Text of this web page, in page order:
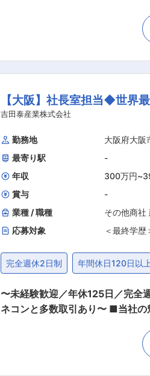
【歓迎条件】
■ベンチャ
■自分（自
■新しい領
高校
業務および庶務業務 ■経費精算などの事務処理、資料作成、
となるため、無駄を削いだ端的
に対応するものが多いため、社
ワーポイントなどオフィスソフ
からのタスクは所属部署のリーダ
ードルが高いと感じるが単純な
はありませんので、明るくはきは
は、京都を中心とした不動産の開
もなお残す「京都」を中心に 開発・販売・管理
都・大阪エリアにおいてドミナ
すると同時に資産仮会社として
を行い将来収益を確保。 賃貸業や
新たな可能性を見出し、テクノ
【大阪】社長室担当◆世界
吉田泰産業株式会社
勤務地
大阪府大阪
最寄り駅
-
年収
300万円~
賞与
-
業種 / 職種
その他商社
応募対象
＜最終学
完全週休2日制 年間休日120日以上
〜未経験歓迎／年休125日／完全
ネコンと多数取引あり〜 ■当社の魅力： 「世界最高峰の安全」を建設現場へ ゼネコン各社から絶大な信頼を得て、年間20%成長を続ける好調
社員と家族の幸せを最優先する
ください。https://youtu.be/tUjmYNRsX4k ■職務内容： 社長室にて、代表取締役のサポート業務を中心